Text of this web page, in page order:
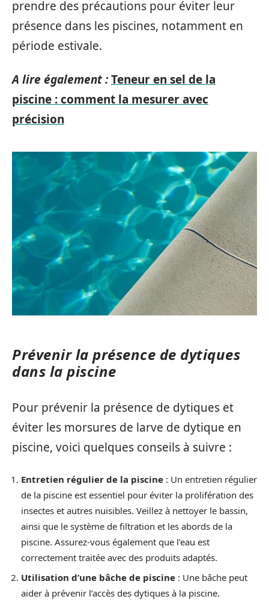
prendre des précautions pour éviter leur
présence dans les piscines, notamment en
période estivale.
A lire également :Teneur en sel de la
piscine : comment la mesurer avec
précision
Prévenir la présence de dytiques
dans la piscine
Pour prévenir la présence de dytiques et
éviter les morsures de larve de dytique en
piscine, voici quelques conseils à suivre :
Entretien régulier de la piscine : Un entretien régulier
de la piscine est essentiel pour éviter la prolifération des
insectes et autres nuisibles. Veillez à nettoyer le bassin,
ainsi que le système de filtration et les abords de la
piscine. Assurez-vous également que l’eau est
correctement traitée avec des produits adaptés.
Utilisation d’une bâche de piscine : Une bâche peut
aider à prévenir l’accès des dytiques à la piscine.